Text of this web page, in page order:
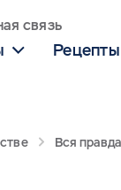
связь
Рецепты
Вся